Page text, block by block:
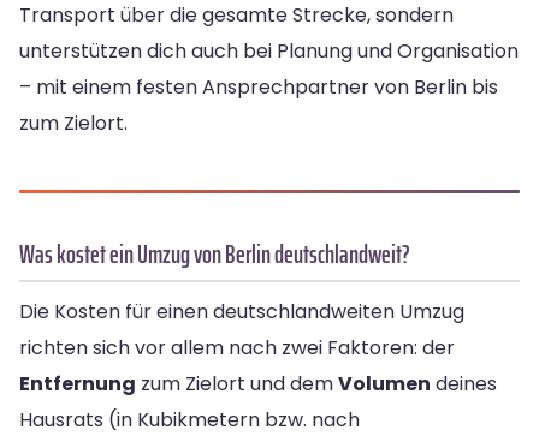
Transport über die gesamte Strecke, sondern
unterstützen dich auch bei Planung und Organisation
– mit einem festen Ansprechpartner von Berlin bis
zum Zielort.
Was kostet ein Umzug von Berlin deutschlandweit?
Die Kosten für einen deutschlandweiten Umzug
richten sich vor allem nach zwei Faktoren: der
Entfernung zum Zielort und demVolumen deines
Hausrats (in Kubikmetern bzw. nach